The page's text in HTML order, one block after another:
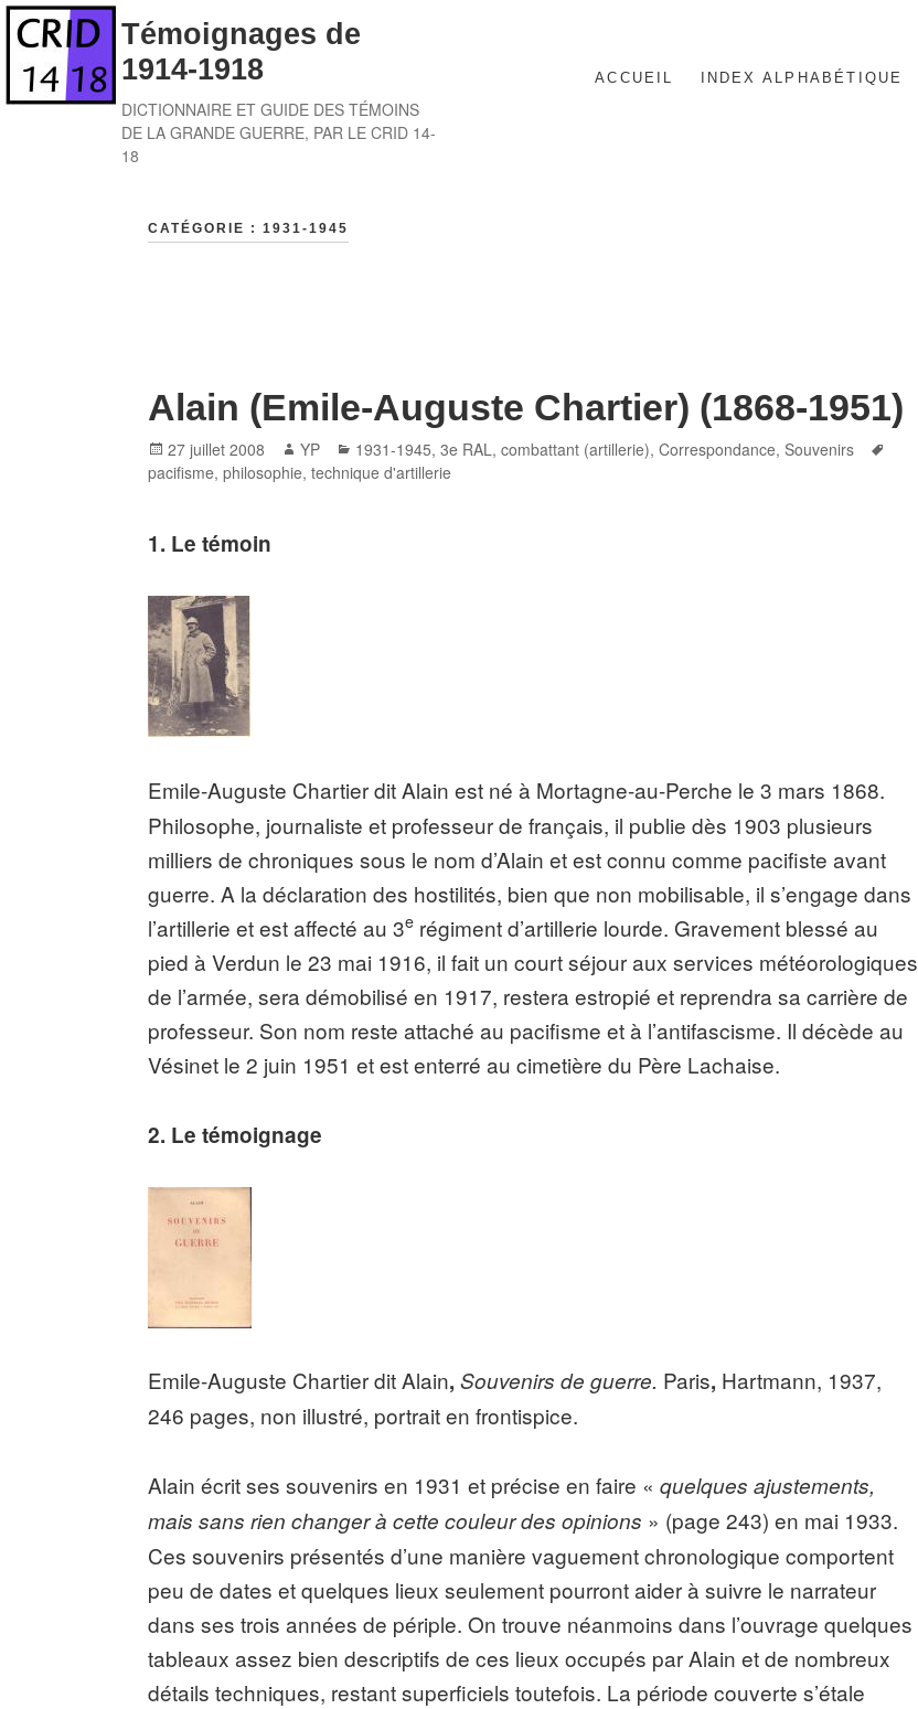
Skip
content
Témoignages de
1914-1918
DICTIONNAIRE ET GUIDE DES TÉMOINS
DE LA GRANDE GUERRE, PAR LE CRID 14-
18
ACCUEIL INDEX ALPHABÉTIQUE
CATÉGORIE :1931-1945
Alain (Emile-Auguste Chartier) (1868-1951)
Posted
on
27 juillet 2008 Author
YP Categories
1931-1945,3e RAL ,combattant (artillerie),Correspondance,Souvenirs
pacifisme,philosophie,technique d'artillerie
1. Le témoin
Emile-Auguste Chartier dit Alain est né à Mortagne-au-Perche le 3 mars 1868.
Philosophe, journaliste et professeur de français, il publie dès 1903 plusieurs
milliers de chroniques sous le nom d’Alain et est connu comme pacifiste avant
guerre. A la déclaration des hostilités, bien que non mobilisable, il s’engage dans
l’artillerie et est affecté au 3e régiment d’artillerie lourde. Gravement blessé au
pied à Verdun le 23 mai 1916, il fait un court séjour aux services météorologiques
de l’armée, sera démobilisé en 1917, restera estropié et reprendra sa carrière de
professeur. Son nom reste attaché au pacifisme et à l’antifascisme. Il décède au
Vésinet le 2 juin 1951 et est enterré au cimetière du Père Lachaise.
2. Le témoignage
Emile-Auguste Chartier dit Alain,Souvenirs de guerre. Paris, Hartmann, 1937,
246 pages, non illustré, portrait en frontispice.
Alain écrit ses souvenirs en 1931 et précise en faire «quelques ajustements,
mais sans rien changer à cette couleur des opinions » (page 243) en mai 1933.
Ces souvenirs présentés d’une manière vaguement chronologique comportent
peu de dates et quelques lieux seulement pourront aider à suivre le narrateur
dans ses trois années de périple. On trouve néanmoins dans l’ouvrage quelques
tableaux assez bien descriptifs de ces lieux occupés par Alain et de nombreux
détails techniques, restant superficiels toutefois. La période couverte s’étale